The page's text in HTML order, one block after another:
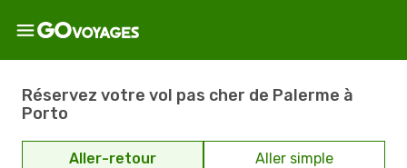
Réservez votre vol pas cher de Palerme à
Porto
Aller-retour Aller simple